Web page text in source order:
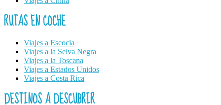
RUTAS EN COCHE
Viajes a Escocia
Viajes a la Selva Negra
Viajes a la Toscana
Viajes a Estados Unidos
Viajes a Costa Rica
DESTINOS A DESCUBRIR